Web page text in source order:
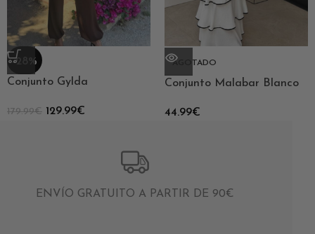
-28%
Conjunto Gylda
179.99€ 129.99€
AGOTADO
Conjunto Malabar Blanco
44.99€
ENVÍO GRATUITO A PARTIR DE 90€